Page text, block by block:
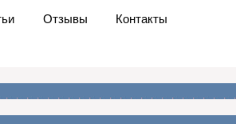
Отзывы
Контакты